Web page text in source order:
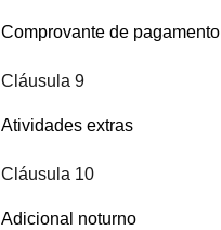
Comprovante de pagamento
Cláusula 9
Atividades extras
Cláusula 10
Adicional noturno